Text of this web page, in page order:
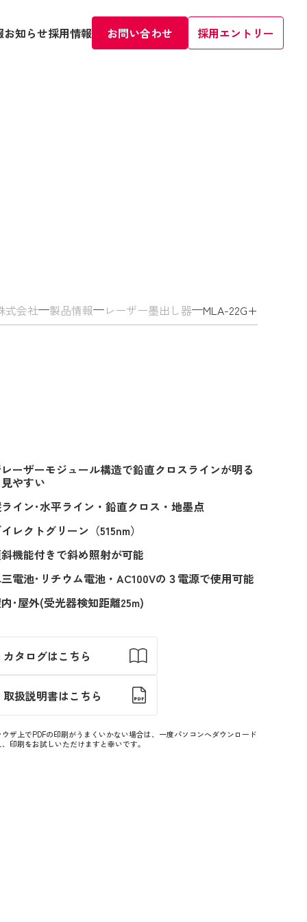
お知らせ採用情報 お問い合わせ 採用エントリー
式会社 製品情報 レーザー墨出し器 MLA-22G+
ーザーモジュール構造で鉛直クロスラインが明る
やすい
イン･水平ライン・鉛直クロス・地墨点
レクトグリーン（515nm）
機能付きで斜め照射が可能
電池･リチウム電池・AC100Vの３電源で使用可能
･屋外(受光器検知距離25m)
カタログはこちら
取扱説明書はこちら
ザ上でPDFの印刷がうまくいかない場合は、一度パソコンへダウンロード
印刷をお試しいただけますと幸いです。